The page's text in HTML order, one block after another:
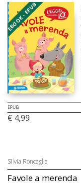
EBOOK - EPUB
EPUB
€ 4,99
Silvia Roncaglia
Favole a merenda